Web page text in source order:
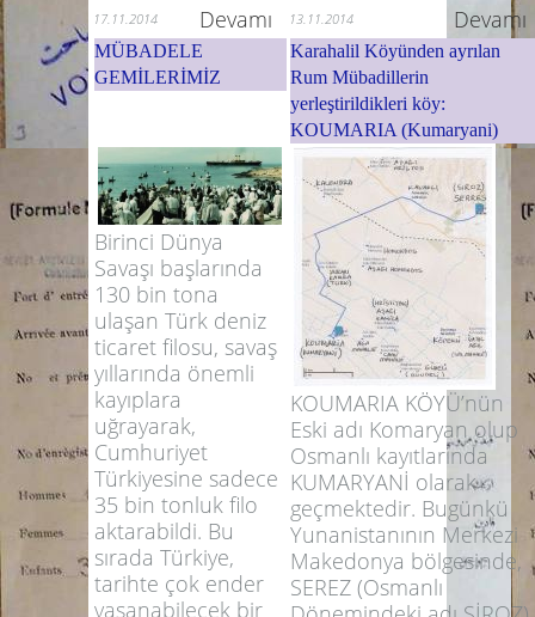
17.11.2014 Devamı 13.11.2014 Devamı
MÜBADELE
GEMİLERİMİZ
Karahalil Köyünden ayrılan
Rum Mübadillerin
yerleştirildikleri köy:
KOUMARIA (Kumaryani)
Birinci Dünya
Savaşı başlarında
130 bin tona
ulaşan Türk deniz
ticaret filosu, savaş
yıllarında önemli
kayıplara
uğrayarak,
Cumhuriyet
Türkiyesine sadece
35 bin tonluk filo
aktarabildi. Bu
sırada Türkiye,
tarihte çok ender
yaşanabilecek bir
KOUMARIA KÖYÜ’nün
Eski adı Komaryan olup
Osmanlı kayıtlarında
KUMARYANİ olarak
geçmektedir. Bugünkü
Yunanistanının Merkezi
Makedonya bölgesinde,
SEREZ (Osmanlı